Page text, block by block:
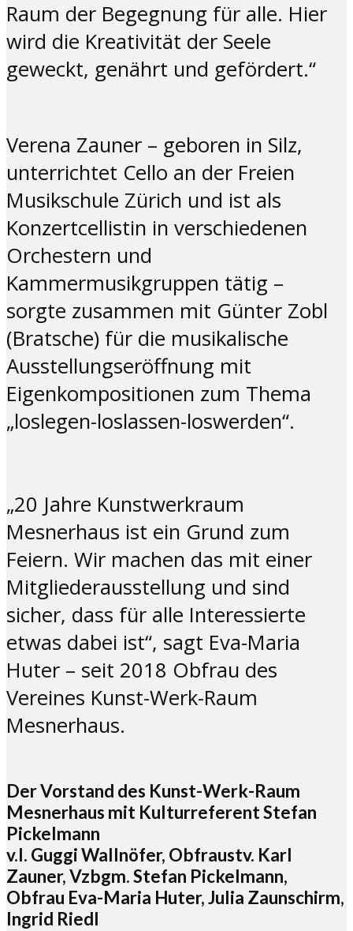
Raum der Begegnung für alle. Hier
wird die Kreativität der Seele
geweckt, genährt und gefördert.“
Verena Zauner – geboren in Silz,
unterrichtet Cello an der Freien
Musikschule Zürich und ist als
Konzertcellistin in verschiedenen
Orchestern und
Kammermusikgruppen tätig –
sorgte zusammen mit Günter Zobl
(Bratsche) für die musikalische
Ausstellungseröffnung mit
Eigenkompositionen zum Thema
„loslegen-loslassen-loswerden“.
„20 Jahre Kunstwerkraum
Mesnerhaus ist ein Grund zum
Feiern. Wir machen das mit einer
Mitgliederausstellung und sind
sicher, dass für alle Interessierte
etwas dabei ist“, sagt Eva-Maria
Huter – seit 2018 Obfrau des
Vereines Kunst-Werk-Raum
Mesnerhaus.
Der Vorstand des Kunst-Werk-Raum
Mesnerhaus mit Kulturreferent Stefan
Pickelmann
v.l. Guggi Wallnöfer, Obfraustv. Karl
Zauner, Vzbgm. Stefan Pickelmann,
Obfrau Eva-Maria Huter, Julia Zaunschirm,
Ingrid Riedl